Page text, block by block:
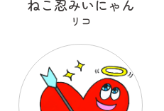
ねこ忍みいにゃん
リコ